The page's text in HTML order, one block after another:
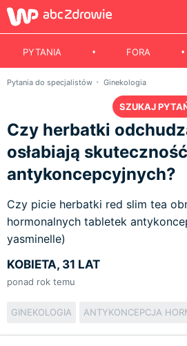
PYTANIA FORA
Pytania do specjalistów Ginekologia
SZUKAJ
Czy herbatki
osłabiają
antykoncepcyjnych?
Czy picie herbatki red slim tea
hormonalnych tabletek
yasminelle)
KOBIETA, 31 LAT
ponad rok temu
GINEKOLOGIA